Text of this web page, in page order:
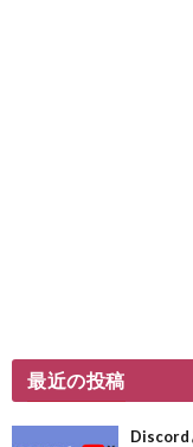
最近の投稿
Discord